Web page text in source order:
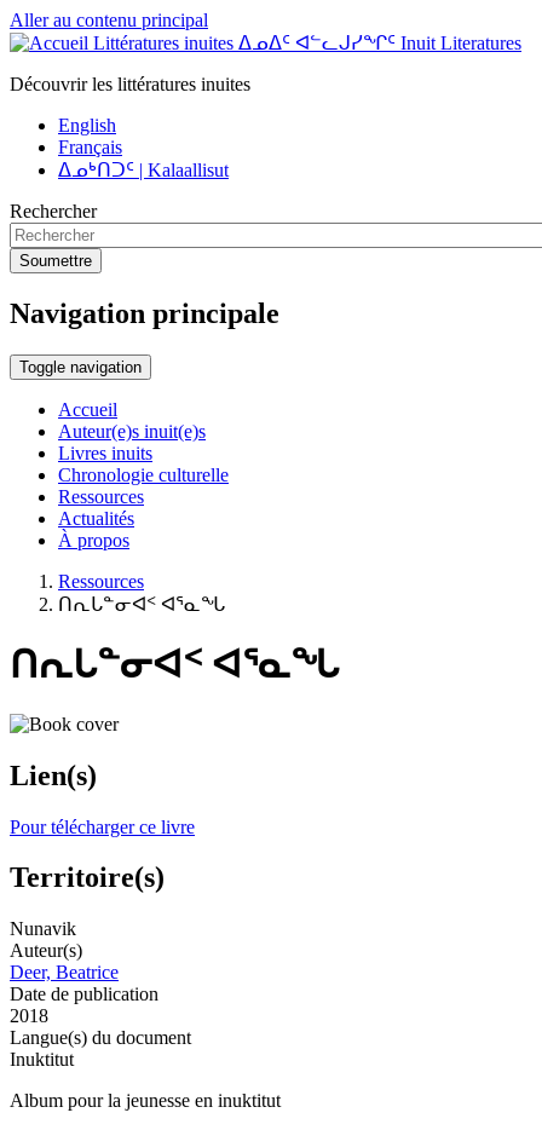
Aller au contenu principal
Littératures inuites ᐃᓄᐃᑦ ᐊᓪᓚᒍᓯᖏᑦ Inuit Literatures
Découvrir les littératures inuites
English
Français
ᐃᓄᒃᑎᑐᑦ | Kalaallisut
Rechercher
Soumettre
Navigation principale
Toggle navigation
Accueil
Auteur(e)s inuit(e)s
Livres inuits
Chronologie culturelle
Ressources
Actualités
À propos
Ressources
ᑎᕆᒐᓐᓂᐊᑉ ᐊᕐᓇᖓ
ᑎᕆᒐᓐᓂᐊᑉ ᐊᕐᓇᖓ
Lien(s)
Pour télécharger ce livre
Territoire(s)
Nunavik
Auteur(s)
Deer, Beatrice
Date de publication
2018
Langue(s) du document
Inuktitut
Album pour la jeunesse en inuktitut